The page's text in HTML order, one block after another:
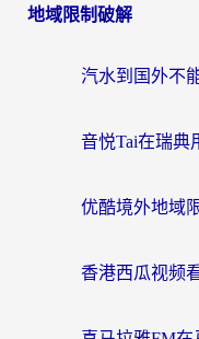
地域限制破解